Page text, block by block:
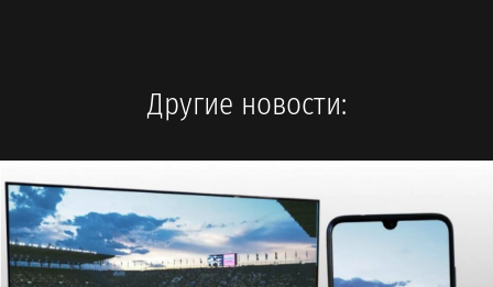
Другие новости: